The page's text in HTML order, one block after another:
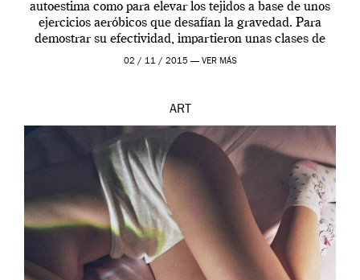
autoestima como para elevar los tejidos a base de unos
ejercicios aeróbicos que desafían la gravedad. Para
demostrar su efectividad, impartieron unas clases de
prueba en el Tate […]
02 / 11 / 2015 — VER MÁS
ART